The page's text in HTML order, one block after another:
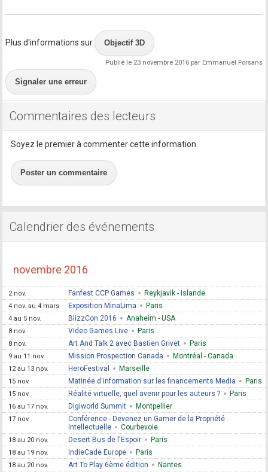
Plus d'informations sur Objectif 3D
Publié le 23 novembre 2016 par Emmanuel Forsans
Signaler une erreur
Commentaires des lecteurs
Soyez le premier à commenter cette information.
Poster un commentaire
Calendrier des événements
novembre 2016
2 nov. Fanfest CCP Games Reykjavik - Islande
4 nov. au 4 mars Exposition MinaLima Paris
4 au 5 nov. BlizzCon 2016 Anaheim - USA
8 nov. Video Games Live Paris
8 nov. Art And Talk 2 avec Bastien Grivet Paris
9 au 11 nov. Mission Prospection Canada Montréal - Canada
12 au 13 nov. HeroFestival Marseille
15 nov. Matinée d'information sur les financements Media Paris
15 nov. Réalité virtuelle, quel avenir pour les auteurs ? Paris
16 au 17 nov. Digiworld Summit Montpellier
17 nov.
Conférence - Devenez un Gamer de la Propriété
Intellectuelle
Courbevoie
18 au 20 nov. Desert Bus de l'Espoir Paris
18 au 19 nov. IndieCade Europe Paris
18 au 20 nov. Art To Play 6ème édition Nantes